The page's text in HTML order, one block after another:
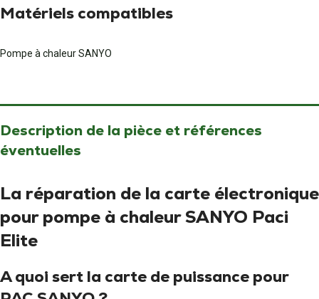
Matériels compatibles
Pompe à chaleur SANYO
Description de la pièce et références
éventuelles
La réparation de la carte électronique
pour pompe à chaleur SANYO Paci
Elite
A quoi sert la carte de puissance pour